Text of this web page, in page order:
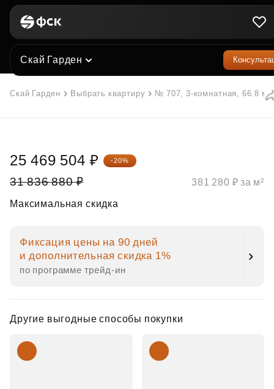
Скай Гарден
Скай Гарден Выбрать квартиру № 707, 3-комнатная, 66.8 м²
31 836 880 ₽
25 469 504 ₽ -20%
Максимальная скидка
Фиксация цены на 90 дней
и дополнительная скидка 1%
по программе трейд‑ин
Другие выгодные способы покупки
381 280 ₽ за м²